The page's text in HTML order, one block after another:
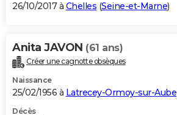
26/10/2017 à Chelles (Seine-et-Marne)
Anita JAVON (61 ans)
Créer une cagnotte obsèques
Naissance
25/02/1956 à Latrecey-Ormoy-sur-Aube
Décès